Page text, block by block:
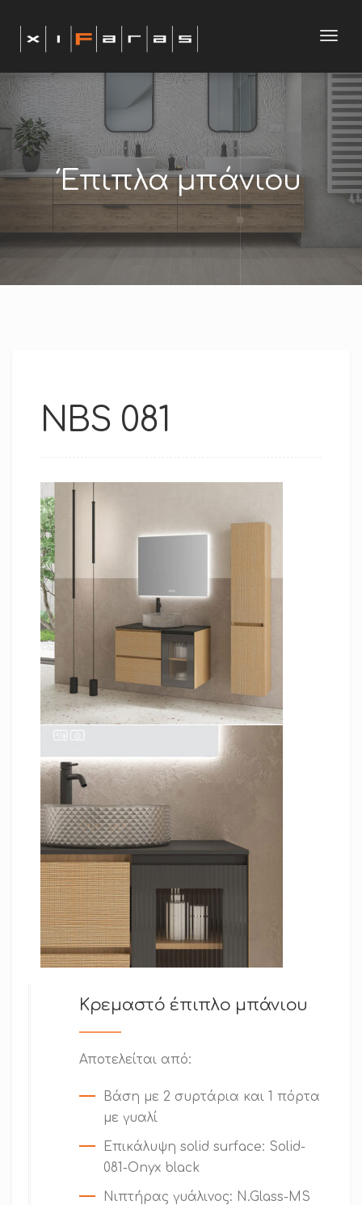
Έπιπλα μπάνιου
NBS 081
Κρεμαστό έπιπλο μπάνιου
Αποτελείται από:
Βάση με 2 συρτάρια και 1 πόρτα
με γυαλί
Επικάλυψη solid surface: Solid-
081-Onyx black
Nιπτήρας γυάλινος: N.Glass-MS